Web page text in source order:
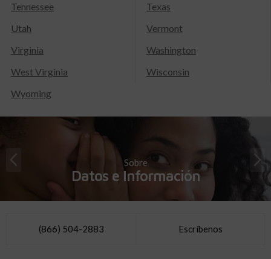
Tennessee
Texas
Utah
Vermont
Virginia
Washington
West Virginia
Wisconsin
Wyoming
Sobre
Datos e Información
(866) 504-2883 Escríbenos